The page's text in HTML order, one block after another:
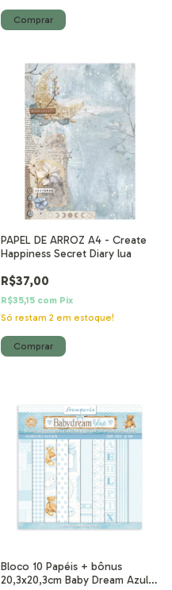
PAPEL DE ARROZ A4 - Create
Happiness Secret Diary lua
R$37,00
R$35,15 com Pix
Só restam 2 em estoque!
Bloco 10 Papéis + bônus
20,3x20,3cm Baby Dream Azul